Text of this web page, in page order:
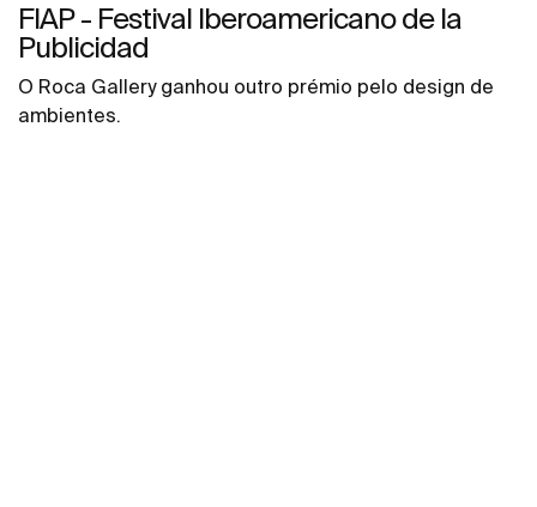
FIAP - Festival Iberoamericano de la
Publicidad
O Roca Gallery ganhou outro prémio pelo design de
ambientes.